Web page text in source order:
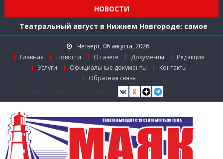
НОВОСТИ
ул. Рождественской: итоги совместной работы
Театральный август в Нижнем Новгороде: самое
время зарядиться искусством!
Доступ к лекарствам по федеральной льготе
Поддержка в региональном грантовом конкурсе
«Драйверы роста»
Заслуженный работник агропромышленного
комплекса
Мониторинг доступности городской среды на
ул. Рождественской: итоги совместной работы
Четверг, 06 августа, 2026
Главная
Новости О газете Документы
Редакция
Услуги
Официальные документы
Контакты
Обратная связь